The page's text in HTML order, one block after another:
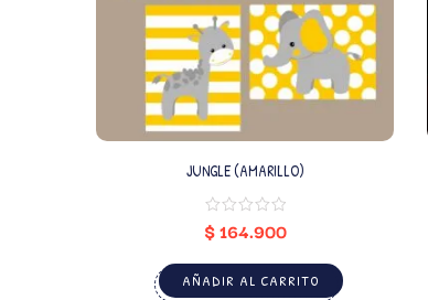
JUNGLE (AMARILLO)
$164.900
AÑADIR AL CARRITO